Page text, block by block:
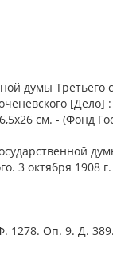
думы Третьего
[Дело] :
см. - (Фонд
3 октября 1908
1278. Оп. 9. Д. 389.